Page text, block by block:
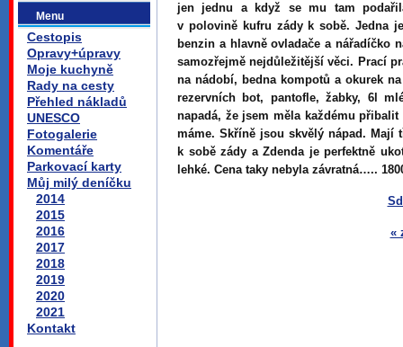
Menu
Cestopis
Opravy+úpravy
Moje kuchyně
Rady na cesty
Přehled nákladů
UNESCO
Fotogalerie
Komentáře
Parkovací karty
Můj milý deníčku
2014
2015
2016
2017
2018
2019
2020
2021
Kontakt
jen jednu a když se mu tam
v polovině kufru zády k sobě. Jedna
benzin a hlavně ovladače a nářadíčko
samozřejmě nejdůležitější věci. Prací
na nádobí, bedna kompotů a okurek
rezervních bot, pantofle, žabky, 6l
napadá, že jsem měla každému
máme. Skříně jsou skvělý nápad. Mají
k sobě zády a Zdenda je perfektně
lehké. Cena taky nebyla závratná…..
«